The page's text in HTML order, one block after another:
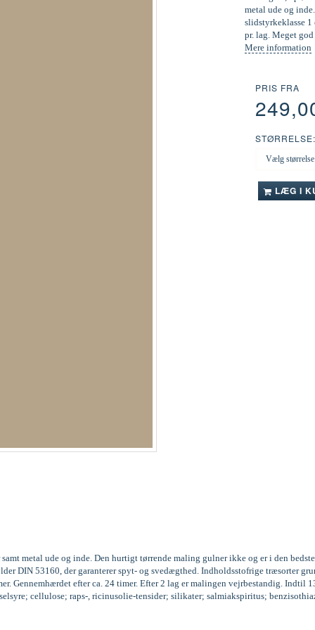
metal ude og
slidstyrkeklasse
pr. lag. Meget
Mere information
PRIS FRA
LÆG I
metal ude og inde. Den hurtigt tørrende maling gulner ikke og er i den
DIN 53160, der garanterer spyt- og svedægthed. Indholdsstofrige træsorter
Gennemhærdet efter ca. 24 timer. Efter 2 lag er malingen vejrbestandig. Indtil
cellulose; raps-, ricinusolie-tensider; silikater; salmiakspiritus;